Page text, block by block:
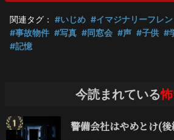
関連タグ： #いじめ #イマジナリーフレン
#事故物件 #写真 #同窓会 #声 #子供 #
#記憶
今読まれている
警備会社はやめとけ(後